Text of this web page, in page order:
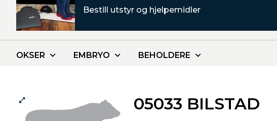
Bestill utstyr og hjelpemidler
OKSER EMBRYO BEHOLDERE
05033 BILSTAD